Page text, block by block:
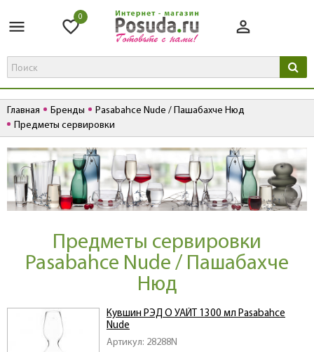
0
Главная Бренды
Pasabahce Nude / Пашабахче Нюд
Предметы сервировки
Предметы сервировки
Pasabahce Nude / Пашабахче
Нюд
Артикул: 28288N
Кувшин РЭД О УАЙТ 1300 мл Pasabahce
Nude